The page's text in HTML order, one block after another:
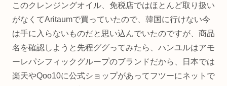
このクレンジングオイル、免税店ではほとんど取り扱い
がなくてAritaumで買っていたので、韓国に行けない今
は手に入らないものだと思い込んでいたのですが、商品
名を確認しようと先程ググってみたら、ハンユルはアモ
ーレパシフィックグループのブランドだから、日本では
楽天やQoo10に公式ショップがあってフツーにネットで